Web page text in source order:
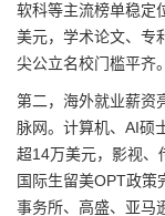
软科等主流榜单稳定
美元，学术论文、专
尖公立名校门槛平齐。
第二，海外就业薪资
脉网。计算机、AI硕
超14万美元，影视、
国际生留美OPT政策
事务所、高盛、亚马